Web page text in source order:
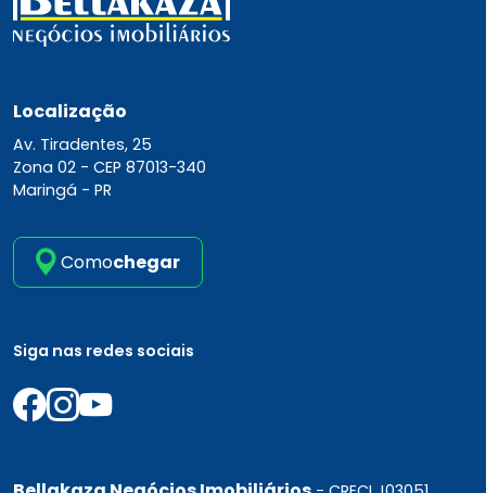
Localização
Av. Tiradentes, 25
Zona 02 - CEP 87013-340
Maringá - PR
Comochegar
Siga nas redes sociais